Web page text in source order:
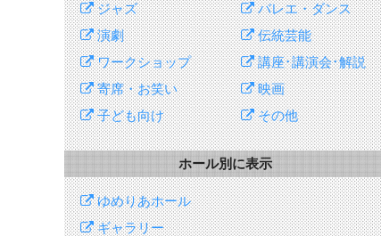
ジャズ
バレエ・ダンス
演劇
伝統芸能
ワークショップ
講座･講演会･解説
寄席・お笑い
映画
子ども向け
その他
ホール別に表示
ゆめりあホール
ギャラリー